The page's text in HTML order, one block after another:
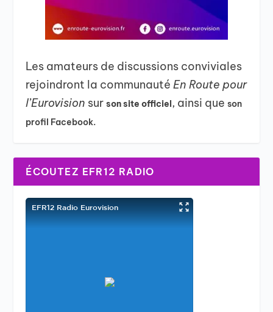
Les amateurs de discussions conviviales
rejoindront la communautéEn Route pour
l’Eurovision surson site officiel, ainsi queson
profil Facebook.
ÉCOUTEZ EFR12 RADIO